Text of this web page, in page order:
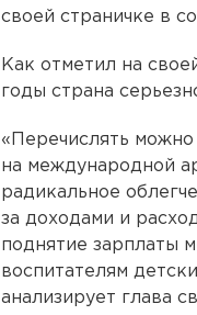
своей страничке в
Как отметил на
годы страна
«Перечислять
на международной
радикальное
за доходами и
поднятие зарплаты
воспитателям
анализирует глава